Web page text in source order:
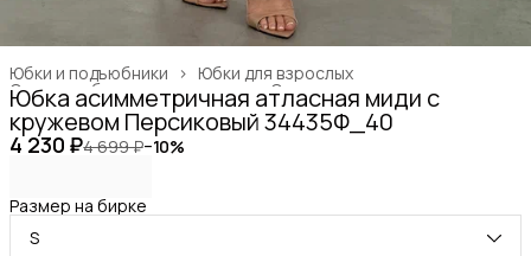
Юбки для взрослых
Юбки и подъюбники ›
Одежда для взрослых
Одежда, обувь и аксессуары ›
Главная ›
Юбка асимметричная атласная миди с
кружевом Персиковый 34435Ф_40
4 230 ₽4 699 ₽−10%
Размер на бирке
S